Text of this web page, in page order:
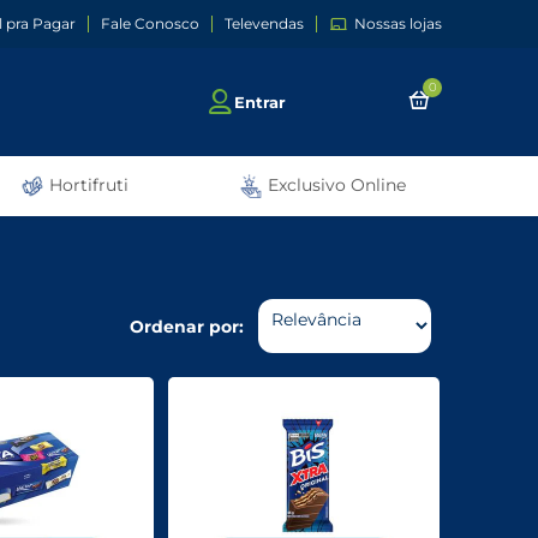
pra Pagar Fale Conosco Televendas Nossas lojas
Entrar
0
Hortifruti Exclusivo Online
Ordenar por: